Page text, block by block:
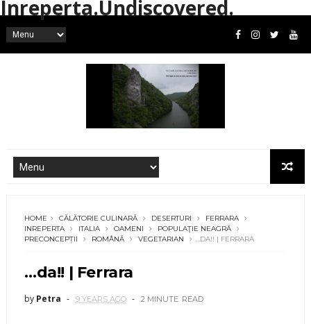
Inreperta.Undiscovered.
HOME CĂLĂTORIE CULINARĂ DESERTURI
FERRARA
INREPERTA
ITALIA OAMENI
POPULAŢIE NEAGRĂ
PRECONCEPȚII
ROMÂNĂ VEGETARIAN …DA!! | FERRARA
…da!! | Ferrara
by Petra 9 YEARS AGO 2 MINUTE READ